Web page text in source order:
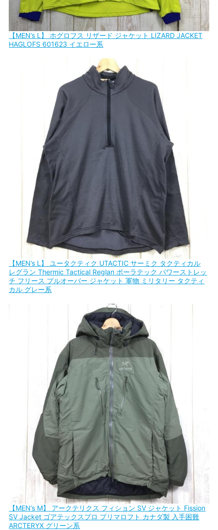
【MEN’s L】 ホグロフス リザード ジャケット LIZARD JACKET
HAGLOFS 601623 イエロー系
【MEN’s L】 ユータクティク UTACTIC サーミク タクティカル
レグラン Thermic Tactical Reglan ポーラテック パワーストレッ
チ フリース プルオーバー ジャケット 軍物 ミリタリー タクティ
カル グレー系
【MEN’s M】 アークテリクス フィション SV ジャケット Fission
SV Jacket ゴアテックスプロ プリマロフト カナダ製 入手困難
ARCTERYX グリーン系